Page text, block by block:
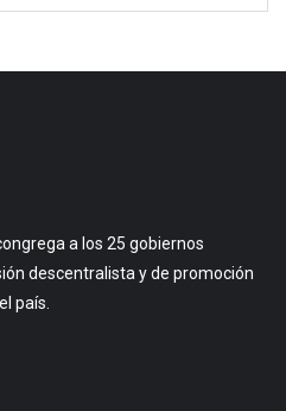
a los 25 gobiernos
descentralista y de promoción
país.